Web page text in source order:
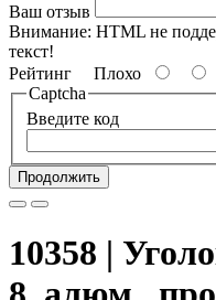
Ваш отзыв
Внимание: HTML не
текст!
Рейтинг Плохо
Captcha
Введите код
Продолжить
10358 |